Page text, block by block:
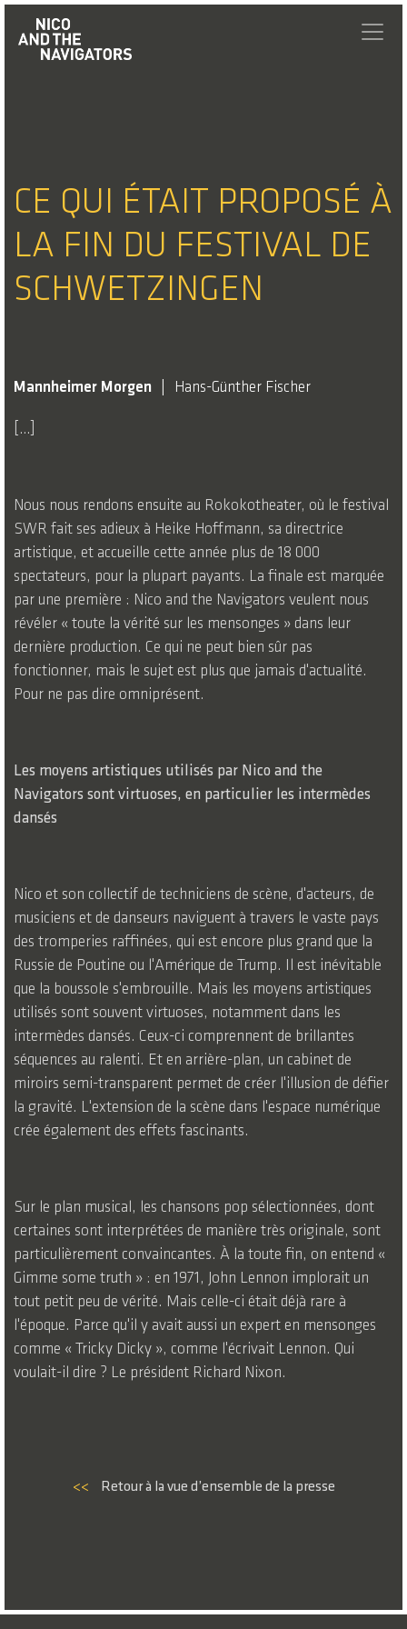
CE QUI ÉTAIT PROPOSÉ À
LA FIN DU FESTIVAL DE
SCHWETZINGEN
Mannheimer Morgen Hans-Günther Fischer
[…]
Nous nous rendons ensuite au Rokokotheater, où le festival
SWR fait ses adieux à Heike Hoffmann, sa directrice
artistique, et accueille cette année plus de 18 000
spectateurs, pour la plupart payants. La finale est marquée
par une première : Nico and the Navigators veulent nous
révéler « toute la vérité sur les mensonges » dans leur
dernière production. Ce qui ne peut bien sûr pas
fonctionner, mais le sujet est plus que jamais d'actualité.
Pour ne pas dire omniprésent.
Les moyens artistiques utilisés par Nico and the
Navigators sont virtuoses, en particulier les intermèdes
dansés
Nico et son collectif de techniciens de scène, d'acteurs, de
musiciens et de danseurs naviguent à travers le vaste pays
des tromperies raffinées, qui est encore plus grand que la
Russie de Poutine ou l'Amérique de Trump. Il est inévitable
que la boussole s'embrouille. Mais les moyens artistiques
utilisés sont souvent virtuoses, notamment dans les
intermèdes dansés. Ceux-ci comprennent de brillantes
séquences au ralenti. Et en arrière-plan, un cabinet de
miroirs semi-transparent permet de créer l'illusion de défier
la gravité. L'extension de la scène dans l'espace numérique
crée également des effets fascinants.
Sur le plan musical, les chansons pop sélectionnées, dont
certaines sont interprétées de manière très originale, sont
particulièrement convaincantes. À la toute fin, on entend «
Gimme some truth » : en 1971, John Lennon implorait un
tout petit peu de vérité. Mais celle-ci était déjà rare à
l'époque. Parce qu'il y avait aussi un expert en mensonges
comme « Tricky Dicky », comme l'écrivait Lennon. Qui
voulait-il dire ? Le président Richard Nixon.
<< Retour à la vue d’ensemble de la presse